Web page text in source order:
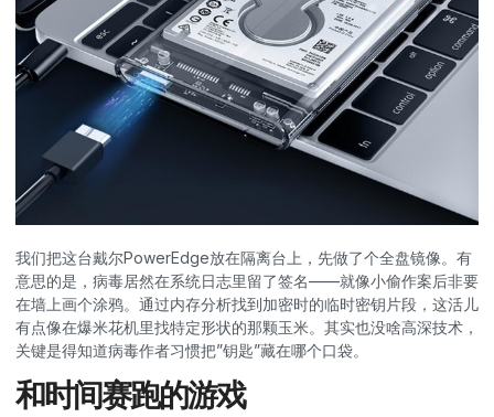
我们把这台戴尔PowerEdge放在隔离台上，先做了个全盘镜像。有
意思的是，病毒居然在系统日志里留了签名——就像小偷作案后非要
在墙上画个涂鸦。通过内存分析找到加密时的临时密钥片段，这活儿
有点像在爆米花机里找特定形状的那颗玉米。其实也没啥高深技术，
关键是得知道病毒作者习惯把”钥匙”藏在哪个口袋。
和时间赛跑的游戏